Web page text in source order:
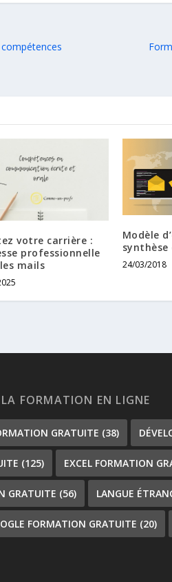
votre carrière :
professionnelle
mails
Modèle
synthèse
24/03/2018
FORMATION EN LIGNE
GRATUITE (38)
(125) EXCEL FORMATION
GRATUITE (56) LANGUE
FORMATION GRATUITE (20)